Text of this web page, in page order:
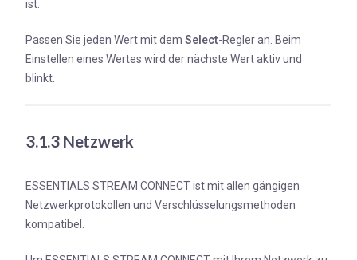
ist.
Passen Sie jeden Wert mit dem Select-Regler an. Beim
Einstellen eines Wertes wird der nächste Wert aktiv und
blinkt.
3.1.3 Netzwerk
ESSENTIALS STREAM CONNECT ist mit allen gängigen
Netzwerkprotokollen und Verschlüsselungsmethoden
kompatibel.